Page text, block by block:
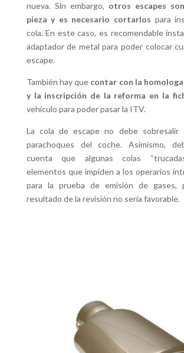
nueva. Sin embargo, otros escapes
pieza y es necesario cortarlos para
cola. En este caso, es recomendable
adaptador de metal para poder colocar
escape.
También hay que contar con la
y la inscripción de la reforma en la
vehículo para poder pasar la ITV.
La cola de escape no debe sobresalir
parachoques del coche. Asimismo,
cuenta que algunas colas
elementos que impiden a los operarios
para la prueba de emisión de
resultado de la revisión no sería favorable.